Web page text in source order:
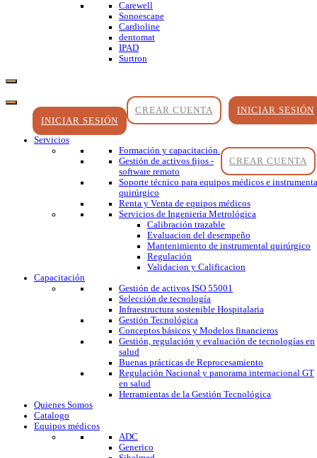
Carewell
Sonoescape
Cardioline
dentomat
IPAD
Surtron
INICIAR SESIÓN
CREAR CUENTA
INICIAR SESIÓN
CREAR CUENTA
Servicios
Formación y capacitación.
Gestión de activos fijos -
software remoto
Soporte técnico para equipos médicos e
quirúrgico
Renta y Venta de equipos médicos
Servicios de Ingenieria Metrológica
Calibración trazable
Evaluacion del desempeño
Mantenimiento de instrumental quirúrgico
Regulación
Validacion y Calificacion
Capacitación
Gestión de activos ISO 55001
Selección de tecnología
Infraestructura sostenible Hospitalaria
Gestión Tecnológica
Conceptos básicos y Modelos financieros
Gestión, regulación y evaluación de tecnologías en
salud
Buenas prácticas de Reprocesamiento
Regulación Nacional y panorama internacional GT
en salud
Herramientas de la Gestión Tecnológica
Quienes Somos
Catalogo
Equipos médicos
ADC
Generico